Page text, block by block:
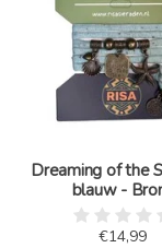
Dreaming of the
blauw -
€14,99